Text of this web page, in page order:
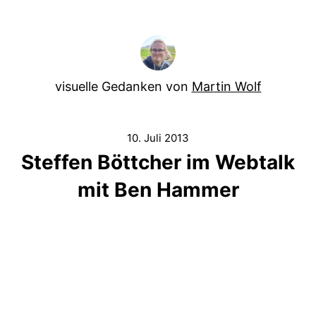
visuelle Gedanken von Martin Wolf
10. Juli 2013
Steffen Böttcher im Webtalk
mit Ben Hammer